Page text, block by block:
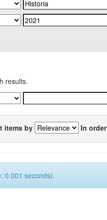
results.
items by In order
0.001 seconds).